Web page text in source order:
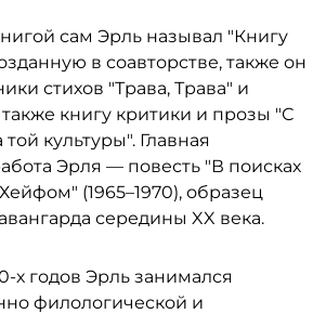
сам Эрль называл "Книгу
в соавторстве, также он
стихов "Трава, Трава" и
также книгу критики и прозы "С
культуры". Главная
Эрля — повесть "В поисках
(1965–1970), образец
середины XX века.
х годов Эрль занимался
филологической и